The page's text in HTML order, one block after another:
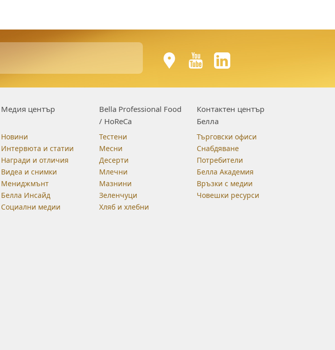
Медия център
Новини
Интервюта и статии
Награди и отличия
Видеа и снимки
Мениджмънт
Белла Инсайд
Социални медии
Bella Professional Food
/ HoReCa
Тестени
Месни
Десерти
Млечни
Мазнини
Зеленчуци
Хляб и хлебни
Контактен център
Белла
Търговски офиси
Снабдяване
Потребители
Белла Академия
Връзки с медии
Човешки ресурси